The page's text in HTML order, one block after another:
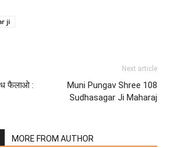
ji
फैलाओ :
Next article
Muni Pungav Shree 108
Sudhasagar Ji Maharaj
MORE FROM AUTHOR